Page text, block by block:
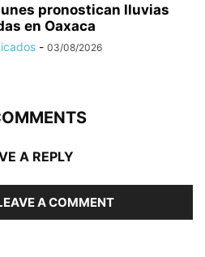
pronostican lluvias
en Oaxaca
- 03/08/2026
A REPLY
A COMMENT